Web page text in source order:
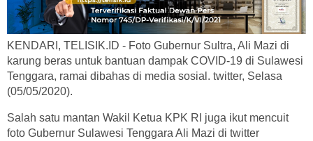
KENDARI, TELISIK.ID - Foto Gubernur Sultra, Ali Mazi di
karung beras untuk bantuan dampak COVID-19 di Sulawesi
Tenggara, ramai dibahas di media sosial. twitter, Selasa
(05/05/2020).
Salah satu mantan Wakil Ketua KPK RI juga ikut mencuit
foto Gubernur Sulawesi Tenggara Ali Mazi di twitter